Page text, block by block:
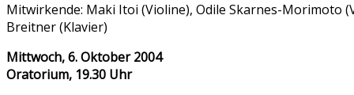
Mitwirkende: Maki Itoi (Violine), Odile Skarnes-Morimoto
Breitner (Klavier)
Mittwoch, 6. Oktober 2004
Oratorium, 19.30 Uhr